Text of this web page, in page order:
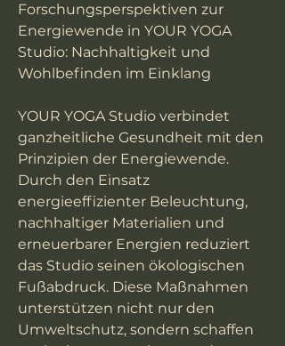
Forschungsperspektiven zur
Energiewende in YOUR YOGA
Studio: Nachhaltigkeit und
Wohlbefinden im Einklang
YOUR YOGA Studio verbindet
ganzheitliche Gesundheit mit den
Prinzipien der Energiewende.
Durch den Einsatz
energieeffizienter Beleuchtung,
nachhaltiger Materialien und
erneuerbarer Energien reduziert
das Studio seinen ökologischen
Fußabdruck. Diese Maßnahmen
unterstützen nicht nur den
Umweltschutz, sondern schaffen